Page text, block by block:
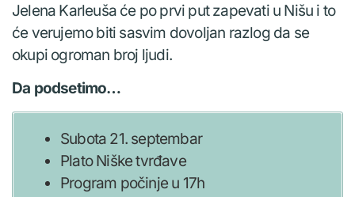
Jelena Karleuša će po prvi put zapevati u Nišu i to
će verujemo biti sasvim dovoljan razlog da se
okupi ogroman broj ljudi.
Da podsetimo…
Subota 21. septembar
Plato Niške tvrđave
Program počinje u 17h